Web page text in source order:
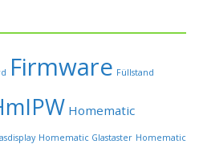
Firmware Füllstand
Homematic
Homematic Glastaster Homematic